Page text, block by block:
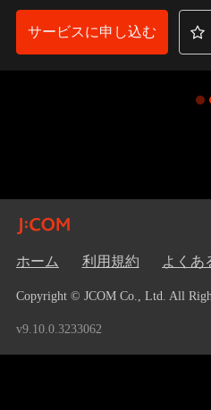
サービスに申し込む
ホーム 利用規約 よくあ
Copyright © JCOM Co., Ltd. All
v9.10.0.3233062